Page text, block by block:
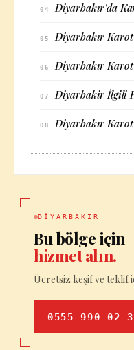
04 Diyarbakır'da
05 Diyarbakır
06 Diyarbakır
07 Diyarbakir İlgili
08 Diyarbakır
DIYARBAKIR
Bu bölge için
hizmet alın.
Ücretsiz keşif ve teklif
0555 990 02